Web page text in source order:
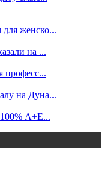
женско...
на ...
професс...
на Дуна...
A+E...